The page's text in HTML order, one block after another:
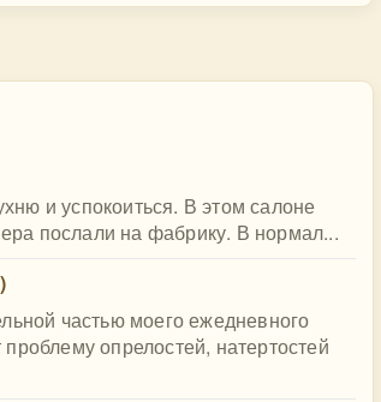
и успокоиться. В этом салоне
послали на фабрику. В нормал...
частью моего ежедневного
опрелостей, натертостей